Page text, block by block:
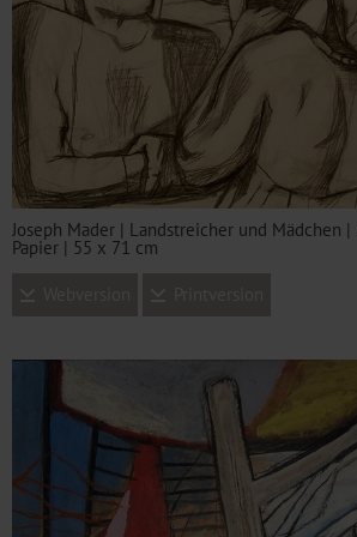
Joseph Mader | Landstreicher und Mädchen
Papier | 55 x 71 cm